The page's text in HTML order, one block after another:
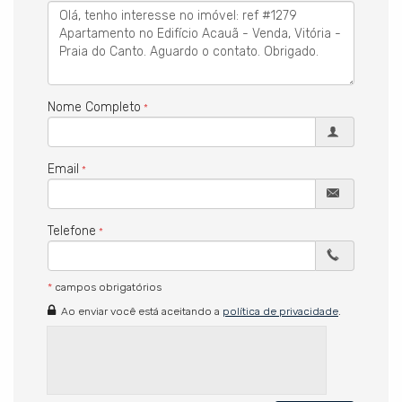
Elétrica, hidráulica e gás 100% novos
Esquadrias trocadas com isolamento acústico
Marcenaria em lâmina de madeira natural (menos de 1 ano)
Automação:
Casa automatizada com integração Alexa
Controle de iluminação, climatização e cortinas pelo celular ou por
Todos os ambientes climatizados
Suíte master:
Piso em madeira natural
Varanda:
Nome Completo
Email
Telefone
* campos obrigatórios
Ao enviar você está aceitando a política de privacidade